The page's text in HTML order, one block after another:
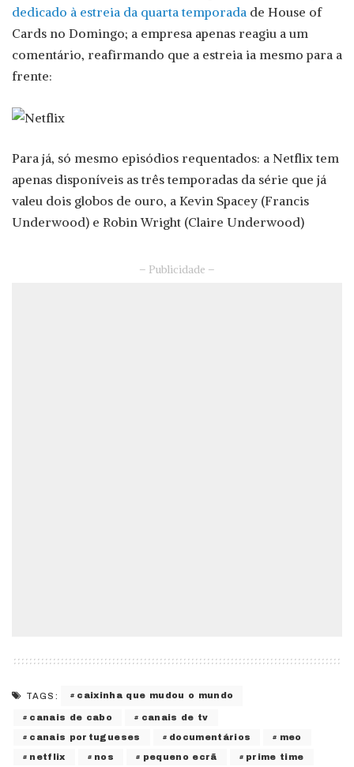
dedicado à estreia da quarta temporada de House of
Cards no Domingo; a empresa apenas reagiu a um
comentário, reafirmando que a estreia ia mesmo para a
frente:
Para já, só mesmo episódios requentados: a Netflix tem
apenas disponíveis as três temporadas da série que já
valeu dois globos de ouro, a Kevin Spacey (Francis
Underwood) e Robin Wright (Claire Underwood)
– Publicidade –
TAGS: caixinha que mudou o mundo
canais de cabo canais de tv
canais portugueses documentários meo
netflix nos pequeno ecrã prime time